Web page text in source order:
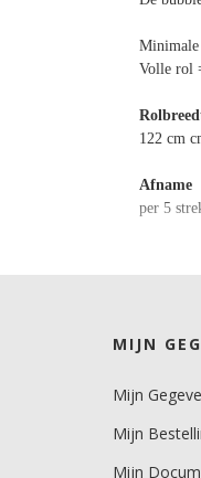
Minimale
Volle rol
122 cm
Afname
per 5
Alleen
laag.
MIJN
Mijn
Mijn
Mijn